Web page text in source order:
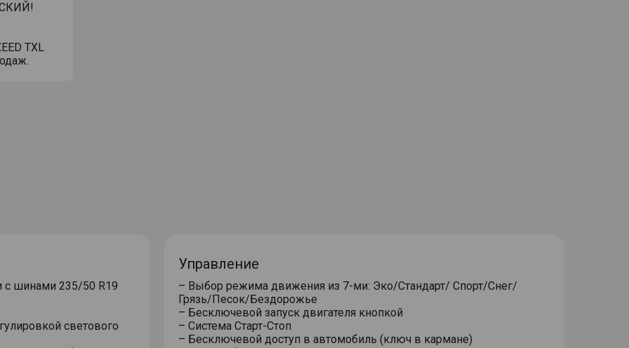
TXL
– 19-дюймовые алюминиевые литые диски c шинами 235/50 R19
светового
Управление
– Выбор режима движения из 7-ми: Эко/Стандарт/ Спорт/Снег/
Грязь/Песок/Бездорожье
– Бесключевой запуск двигателя кнопкой
– Система Старт-Стоп
– Бесключевой доступ в автомобиль (ключ в кармане)